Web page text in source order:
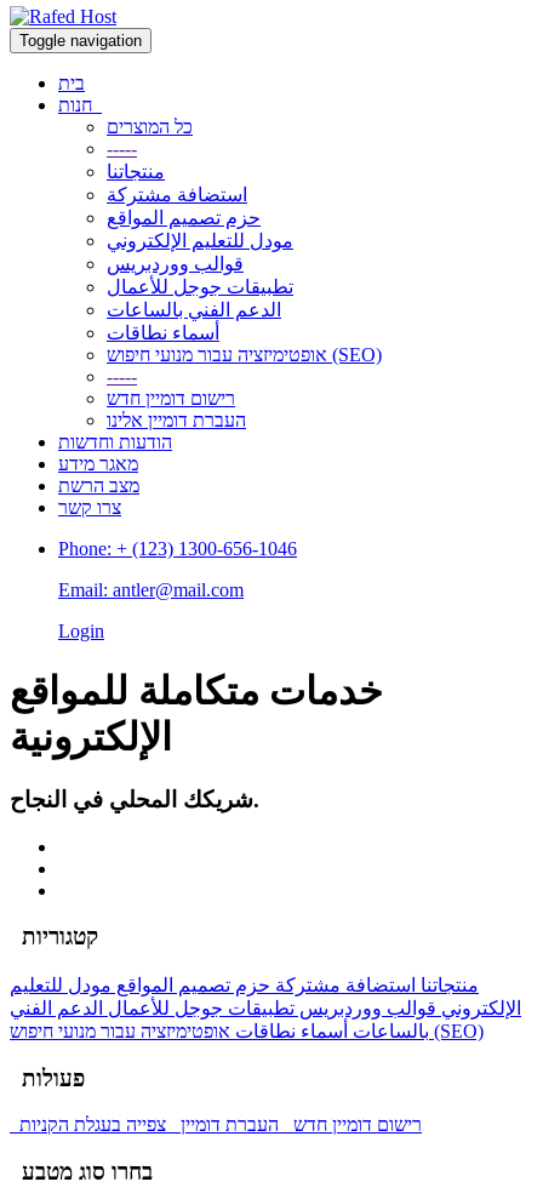
Toggle navigation
בית
כל המוצרים
-----
منتجاتنا
استضافة مشتركة
حزم تصميم المواقع
مودل للتعليم الإلكتروني
قوالب ووردبريس
تطبيقات جوجل للأعمال
الدعم الفني بالساعات
أسماء نطاقات
אופטימיזציה עבור מנועי חיפוש (SEO)
-----
רישום דומיין חדש
העברת דומיין אלינו
הודעות וחדשות
מאגר מידע
מצב הרשת
צרו קשר
Phone: + (123) 1300-656-1046
Email: antler@mail.com
Login
خدمات متكاملة للمواقع
الإلكترونية
شريكك المحلي في النجاح.
קטגוריות
منتجاتنا استضافة مشتركة حزم تصميم المواقع مودل للتعليم
الإلكتروني قوالب ووردبريس تطبيقات جوجل للأعمال الدعم الفني
بالساعات أسماء نطاقات אופטימיזציה עבור מנועי חיפוש (SEO)
פעולות
רישום דומיין חדש העברת דומיין צפייה בעגלת הקניות
בחרו סוג מטבע